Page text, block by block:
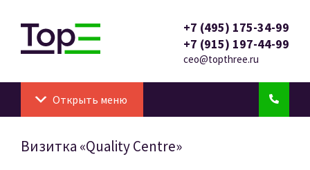
+7 (495) 175-34-99
+7 (915) 197-44-99
ceo@topthree.ru
Открыть меню
Визитка «Quality Centre»